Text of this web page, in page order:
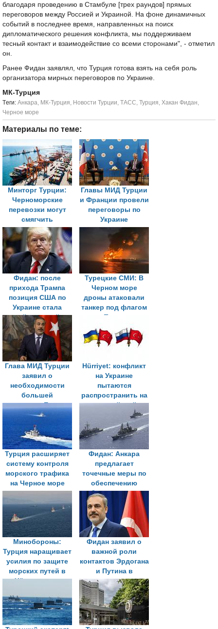
благодаря проведению в Стамбуле [трех раундов] прямых
переговоров между Россией и Украиной. На фоне динамичных
событий в последнее время, направленных на поиск
дипломатического решения конфликта, мы поддерживаем
тесный контакт и взаимодействие со всеми сторонами", - отметил
он.
Ранее Фидан заявлял, что Турция готова взять на себя роль
организатора мирных переговоров по Украине.
МК-Турция
Tеги: Анкара, МК-Турция, Новости Турции, ТАСС, Турция, Хакан Фидан,
Черное море
Материалы по теме:
Минторг Турции:
Черноморские
перевозки могут
смягчить
последствия
кризиса вокруг
Иран
Главы МИД Турции
и Франции провели
переговоры по
Украине
Фидан: после
прихода Трампа
позиция США по
Украине стала
нейтральной
Турецкие СМИ: В
Черном море
дроны атаковали
танкер под флагом
Палау
Глава МИД Турции
заявил о
необходимости
большей
автономии Европы
в сфере
безопасности
Hürriyet: конфликт
на Украине
пытаются
распространить на
европейский
континент
Турция расширяет
систему контроля
морского трафика
на Черное море
Фидан: Анкара
предлагает
точечные меры по
обеспечению
безопасности
судоходства
Минобороны:
Турция наращивает
усилия по защите
морских путей в
Чёрном море
Фидан заявил о
важной роли
контактов Эрдогана
и Путина в
астанинском
формате